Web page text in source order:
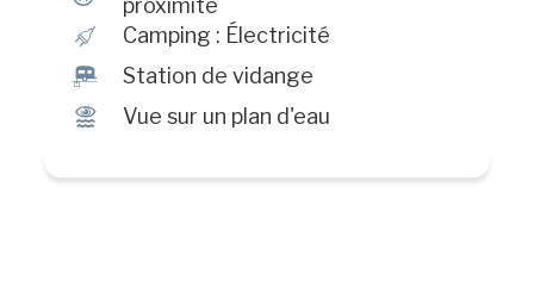
proximité
é Camping : Électricité
™ Station de vidange
Ï Vue sur un plan d'eau